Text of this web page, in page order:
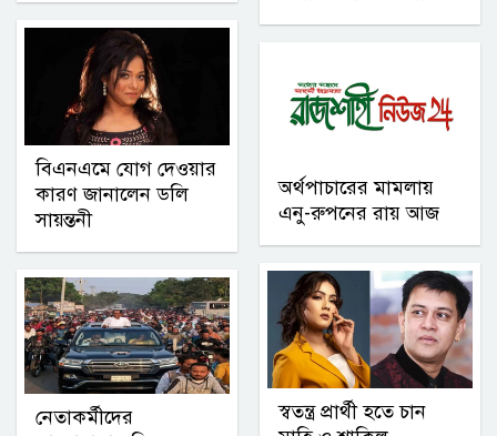
বিএনএমে যোগ দেওয়ার
কারণ জানালেন ডলি
সায়ন্তনী
নেতাকর্মীদের
অর্থপাচারের মামলায়
এনু-রুপনের রায় আজ
স্বতন্ত্র প্রার্থী হতে চান